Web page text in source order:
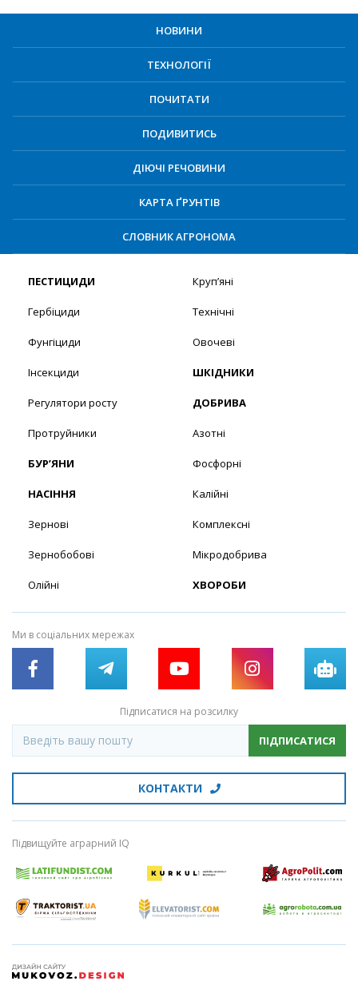
НОВИНИ
ТЕХНОЛОГІЇ
ПОЧИТАТИ
ПОДИВИТИСЬ
ДІЮЧІ РЕЧОВИНИ
КАРТА ҐРУНТІВ
СЛОВНИК АГРОНОМА
ПЕСТИЦИДИ
Гербіциди
Фунгіциди
Інсекциди
Регулятори росту
Протруйники
БУР’ЯНИ
НАСІННЯ
Зернові
Зернобобові
Олійні
Круп’яні
Технічні
Овочеві
ШКІДНИКИ
ДОБРИВА
Азотні
Фосфорні
Калійні
Комплексні
Мікродобрива
ХВОРОБИ
Ми в соціальних мережах
Підписатися на розсилку
ПІДПИСАТИСЯ
КОНТАКТИ
Підвищуйте аграрний IQ